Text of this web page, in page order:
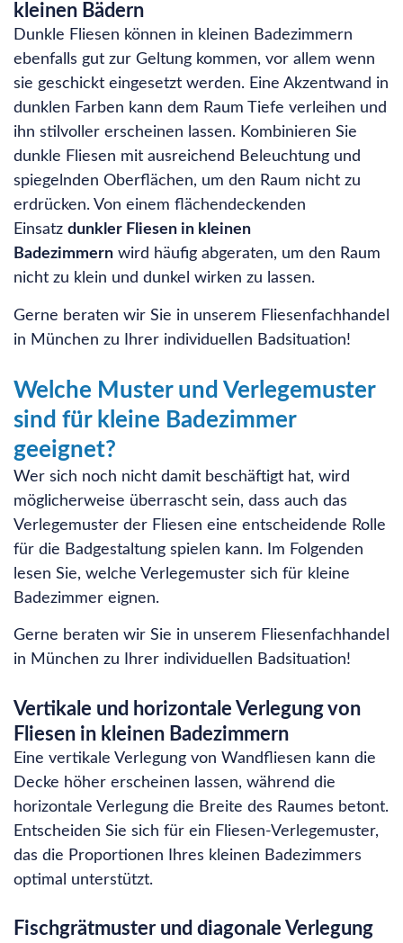
kleinen Bädern
Dunkle Fliesen können in kleinen Badezimmern
ebenfalls gut zur Geltung kommen, vor allem wenn
sie geschickt eingesetzt werden. Eine Akzentwand in
dunklen Farben kann dem Raum Tiefe verleihen und
ihn stilvoller erscheinen lassen. Kombinieren Sie
dunkle Fliesen mit ausreichend Beleuchtung und
spiegelnden Oberflächen, um den Raum nicht zu
erdrücken. Von einem flächendeckenden
Einsatz dunkler Fliesen in kleinen
Badezimmern wird häufig abgeraten, um den Raum
nicht zu klein und dunkel wirken zu lassen.
Gerne beraten wir Sie in unserem Fliesenfachhandel
in München zu Ihrer individuellen Badsituation!
Welche Muster und Verlegemuster
sind für kleine Badezimmer
geeignet?
Wer sich noch nicht damit beschäftigt hat, wird
möglicherweise überrascht sein, dass auch das
Verlegemuster der Fliesen eine entscheidende Rolle
für die Badgestaltung spielen kann. Im Folgenden
lesen Sie, welche Verlegemuster sich für kleine
Badezimmer eignen.
Gerne beraten wir Sie in unserem Fliesenfachhandel
in München zu Ihrer individuellen Badsituation!
Vertikale und horizontale Verlegung von
Fliesen in kleinen Badezimmern
Eine vertikale Verlegung von Wandfliesen kann die
Decke höher erscheinen lassen, während die
horizontale Verlegung die Breite des Raumes betont.
Entscheiden Sie sich für ein Fliesen-Verlegemuster,
das die Proportionen Ihres kleinen Badezimmers
optimal unterstützt.
Fischgrätmuster und diagonale Verlegung